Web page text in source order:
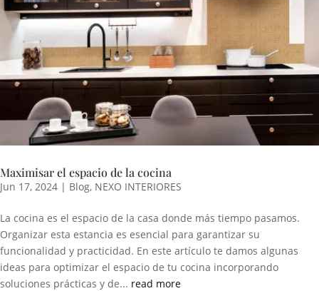
Maximisar el espacio de la cocina
Jun 17, 2024 | Blog, NEXO INTERIORES
La cocina es el espacio de la casa donde más tiempo pasamos.
Organizar esta estancia es esencial para garantizar su
funcionalidad y practicidad. En este artículo te damos algunas
ideas para optimizar el espacio de tu cocina incorporando
soluciones prácticas y de... read more